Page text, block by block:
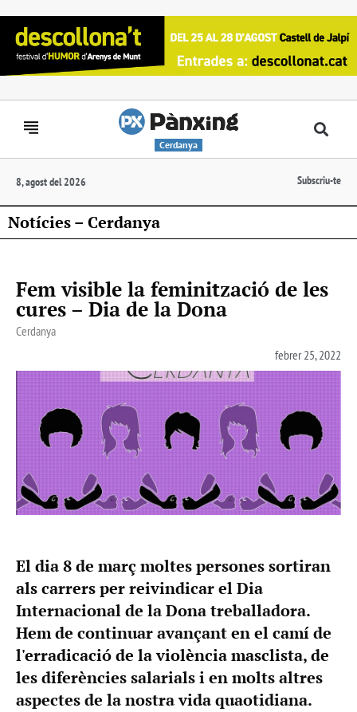
Cerdanya
8, agost del 2026 Subscriu-te
Notícies – Cerdanya
Fem visible la feminització de les
cures – Dia de la Dona
Cerdanya
febrer 25, 2022
El dia 8 de març moltes persones sortiran
als carrers per reivindicar el Dia
Internacional de la Dona treballadora.
Hem de continuar avançant en el camí de
l'erradicació de la violència masclista, de
les diferències salarials i en molts altres
aspectes de la nostra vida quaotidiana.